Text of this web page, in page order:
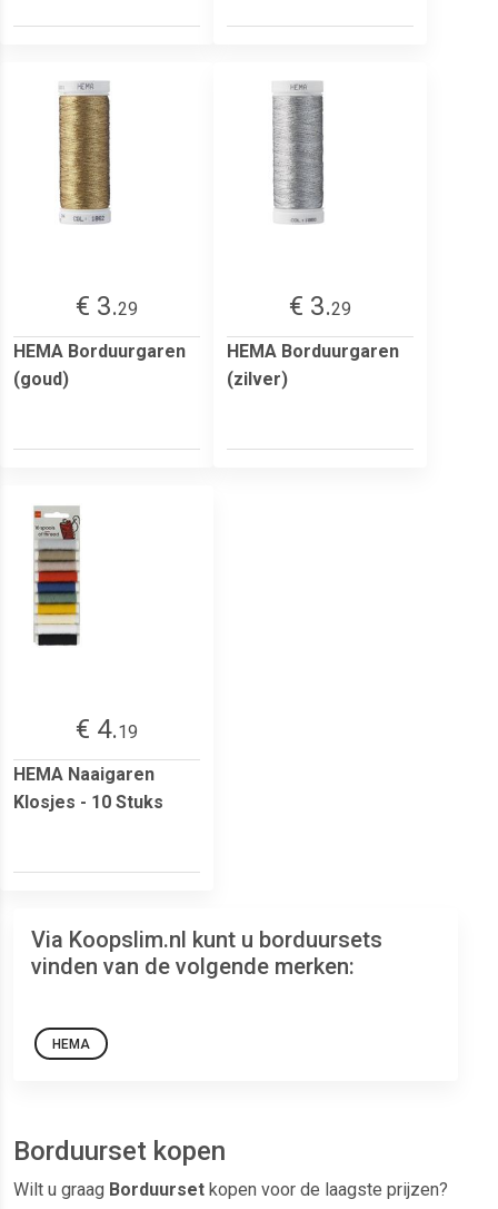
€ 3.29
HEMA Borduurgaren
(goud)
€ 3.29
HEMA Borduurgaren
(zilver)
€ 4.19
HEMA Naaigaren
Klosjes - 10 Stuks
Via Koopslim.nl kunt u borduursets
vinden van de volgende merken:
HEMA
Borduurset kopen
Wilt u graag Borduurset kopen voor de laagste prijzen?